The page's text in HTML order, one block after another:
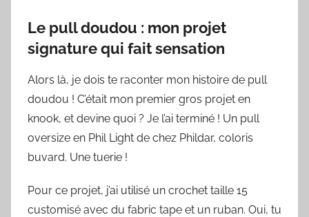
Le pull doudou : mon projet
signature qui fait sensation
Alors là, je dois te raconter mon histoire de pull
doudou ! C’était mon premier gros projet en
knook, et devine quoi ? Je l’ai terminé ! Un pull
oversize en Phil Light de chez Phildar, coloris
buvard. Une tuerie !
Pour ce projet, j’ai utilisé un crochet taille 15
customisé avec du fabric tape et un ruban. Oui, tu